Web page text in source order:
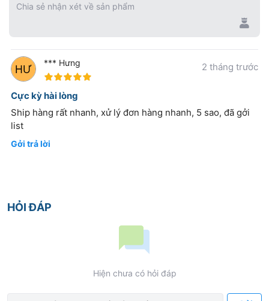
Chia sẻ nhận xét về sản phẩm
*** Hưng
2 tháng trước
Cực kỳ hài lòng
Ship hàng rất nhanh, xử lý đơn hàng nhanh, 5 sao, đã gởi
list
Gởi trả lời
HỎI ĐÁP
Hiện chưa có hỏi đáp